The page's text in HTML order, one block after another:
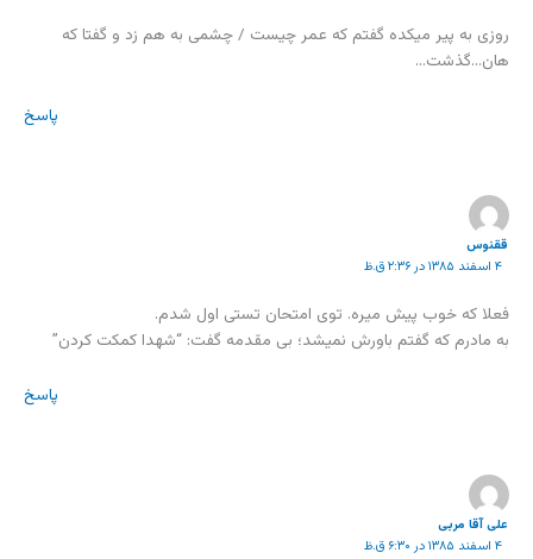
روزی به پیر میکده گفتم که عمر چیست / چشمی به هم زد و گفتا که
هان…گذشت…
پاسخ
ققنوس
۴ اسفند ۱۳۸۵ در ۲:۳۶ ق.ظ
فعلا که خوب پیش میره. توی امتحان تستی اول شدم.
به مادرم که گفتم باورش نمیشد؛ بی مقدمه گفت: “شهدا کمکت کردن”
پاسخ
علی آقا مربی
۴ اسفند ۱۳۸۵ در ۶:۳۰ ق.ظ